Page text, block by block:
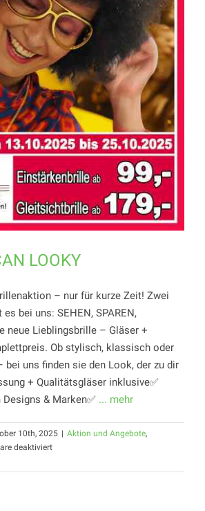
LOOKY
– nur für kurze Zeit! Zwei
bei uns: SEHEN, SPAREN,
neue Lieblingsbrille – Gläser +
Ob stylisch, klassisch oder
uns finden sie den Look, der zu dir
+ Qualitätsgläser inklusive✅
& Marken✅ ... mehr
10th, 2025 | Aktion und Angebote,
deaktiviertfür
SIR,